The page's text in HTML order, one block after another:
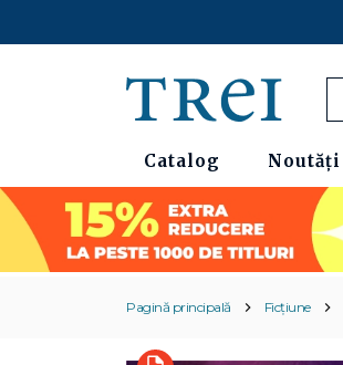
Catalog Noutăți
Pagină principală Ficțiune